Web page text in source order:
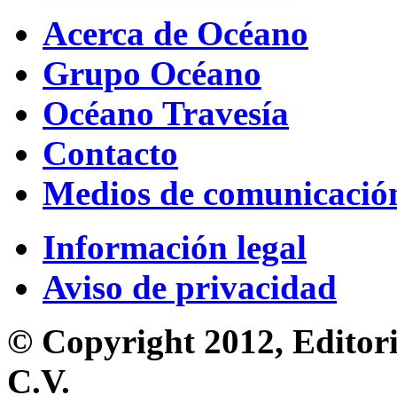
Acerca de Océano
Grupo Océano
Océano Travesía
Contacto
Medios de
Información legal
Aviso de privacidad
© Copyright 2012,
C.V.